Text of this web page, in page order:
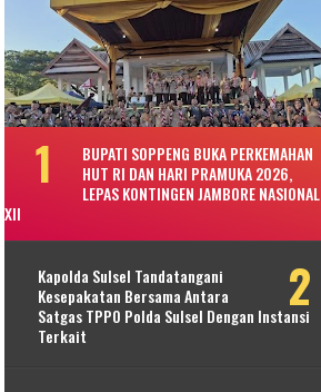
BUPATI SOPPENG BUKA PERKEMAHAN
HUT RI DAN HARI PRAMUKA 2026,
LEPAS KONTINGEN JAMBORE NASIONAL
XII
Kapolda Sulsel Tandatangani
Kesepakatan Bersama Antara
Satgas TPPO Polda Sulsel Dengan Instansi
Terkait